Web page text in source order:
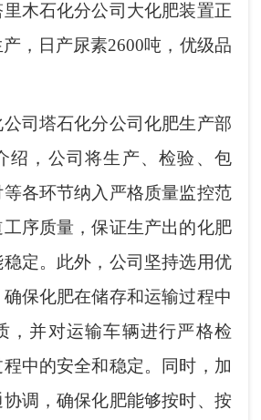
木石化分公司大化肥装置正
，日产尿素2600吨，优级品
塔石化分公司化肥生产部
绍，公司将生产、检验、包
各环节纳入严格质量监控范
序质量，保证生产出的化肥
定。此外，公司坚持选用优
保化肥在储存和运输过程中
，并对运输车辆进行严格检
中的安全和稳定。同时，加
调，确保化肥能够按时、按